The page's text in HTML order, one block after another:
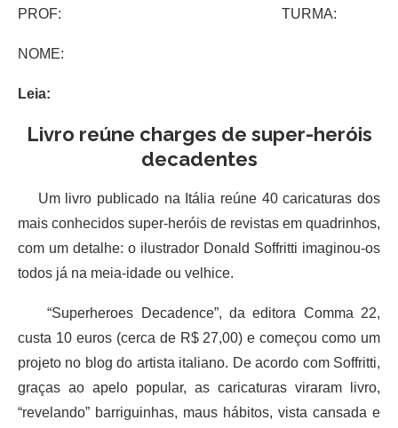
PROF: TURMA:
NOME:
Leia:
Livro reúne charges de super-heróis
decadentes
Um livro publicado na Itália reúne 40 caricaturas dos
mais conhecidos super-heróis de revistas em quadrinhos,
com um detalhe: o ilustrador Donald Soffritti imaginou-os
todos já na meia-idade ou velhice.
“Superheroes Decadence”, da editora Comma 22,
custa 10 euros (cerca de R$ 27,00) e começou como um
projeto no blog do artista italiano. De acordo com Soffritti,
graças ao apelo popular, as caricaturas viraram livro,
“revelando” barriguinhas, maus hábitos, vista cansada e